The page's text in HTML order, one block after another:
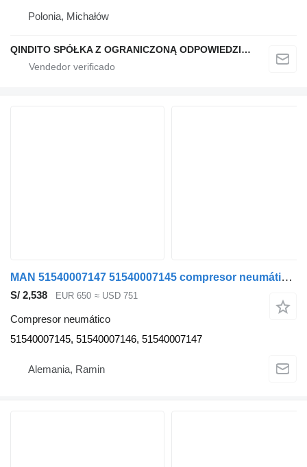
Polonia, Michałów
QINDITO SPÓŁKA Z OGRANICZONĄ ODPOWIEDZIALNOŚCIĄ
MAN 51540007147 51540007145 compresor neumático para MAN TGA TGX TGS cabeza tractora
S/ 2,538 EUR 650 ≈ USD 751
Compresor neumático
51540007145, 51540007146, 51540007147
Alemania, Ramin